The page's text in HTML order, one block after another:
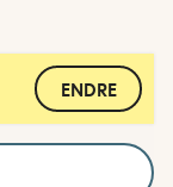
ENDRE